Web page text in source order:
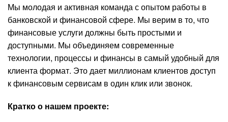
Мы молодая и активная команда с опытом работы в
банковской и финансовой сфере. Мы верим в то, что
финансовые услуги должны быть простыми и
доступными. Мы объединяем современные
технологии, процессы и финансы в самый удобный для
клиента формат. Это дает миллионам клиентов доступ
к финансовым сервисам в один клик или звонок.
Кратко о нашем проекте: